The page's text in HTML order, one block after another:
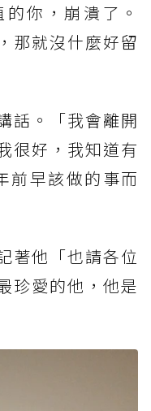
你，崩潰了。
那就沒什麼好留
話。「我會離開
很好，我知道有
前早該做的事而
著他「也請各位
珍愛的他，他是